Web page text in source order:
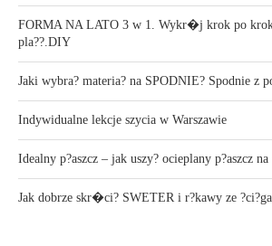
FORMA NA LATO 3 w 1. Wykr�j krok po
pla??.DIY
Jaki wybra? materia? na SPODNIE? Spodnie z
Indywidualne lekcje szycia w Warszawie
Idealny p?aszcz – jak uszy? ocieplany p?aszcz
Jak dobrze skr�ci? SWETER i r?kawy ze